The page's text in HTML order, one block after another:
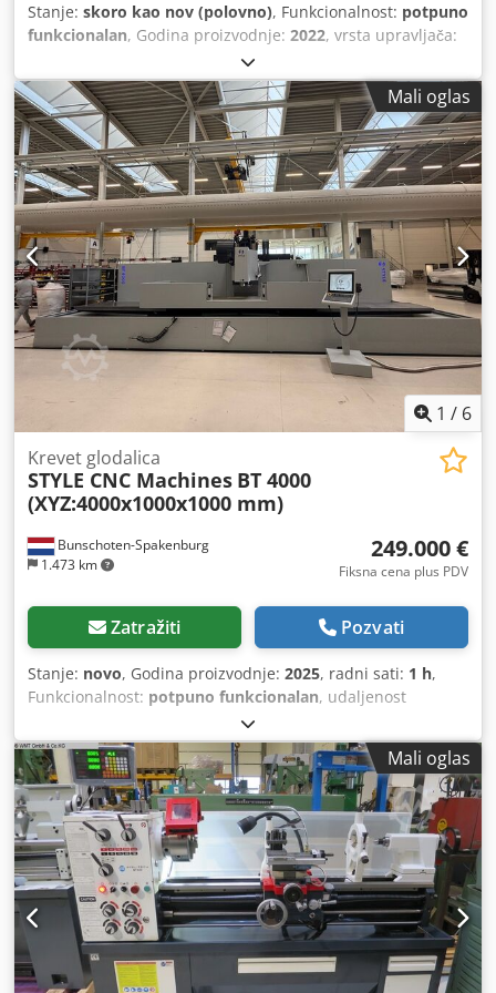
Stanje: skoro kao nov (polovno), Funkcionalnost: potpuno
funkcionalan, Godina proizvodnje: 2022, vrsta upravljača:
, Oprema:
pločica, dokumentacija/priručnik, Kapacitet: 4100 x 6
mm. Hod: 120 mm. Upravljanje: DURMA DT-7 Serijski broj:
608922260 Dksdpfoyrdfaox Anrsr Dimenzije: 5230 x 3600
mm Visina: 2150 mm Težina: 11.460 kg
Mali oglas
1 / 6
Bunschoten-Spakenburg
1.473 km
Krevet glodalica
STYLE CNC Machines BT 4000
(XYZ:4000x1000x1000 mm)
249.000 €
Fiksna cena plus PDV
Zatražiti Pozvati
Stanje: novo, Godina proizvodnje: 2025, radni sati: 1 h,
Funkcionalnost: potpuno funkcionalan, udaljenost
, Y osa hod:
hod Z-ose:1.000 mm, proizvođač kontrolera:STYLE CNC
Machines, broj mjesta u izmjenjivaču alata:24, proizvođač
motora:FANUC, Isporuka po dogovoru Ref: 24F048 Godina
proizvodnje: 2025 Stanje: Izložbeni model Dksdpfjw Ty S
Sex Anror Specifikacija: - X osa: 4000 mm - Y osa: 1000 mm
- Z osa: 1000 mm - Glavni motor 26 kW (S6) - 8000
obrtaja/min - BT-40 - Automatski izmjenjivač alata (24
pozicije) - Daljinska servisna podrška (IXON) + mrežno
povezivanje - Ojačana pumpa rashladne tečnosti sa
pištoljem za prskanje - Nadogradnja na najnoviju
dostupnu STYLE softversku verziju
Mali oglas